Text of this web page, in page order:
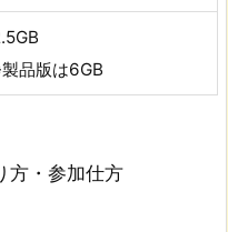
品版は6GB
方・参加仕方